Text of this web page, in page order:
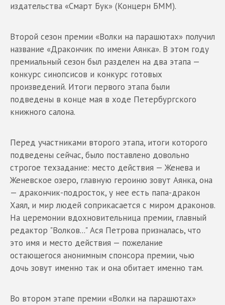
издательства «Смарт Бук» (Концерн БММ).
Второй сезон премии «Волки на парашютах» получил
название «Дракончик по имени Аянка». В этом году
премиальный сезон был разделен на два этапа —
конкурс синопсисов и конкурс готовых
произведений. Итоги первого этапа были
подведены в конце мая в ходе Петербургского
книжного салона.
Перед участниками второго этапа, итоги которого
подведены сейчас, было поставлено довольно
строгое техзадание: место действия — Женева и
Женевское озеро, главную героиню зовут Аянка, она
— дракончик-подросток, у нее есть папа-дракон
Хаял, и мир людей соприкасается с миром драконов.
На церемонии вдохновительница премии, главный
редактор "Волков..." Ася Петрова призналась, что
это имя и место действия — пожелание
остающегося анонимным спонсора премии, чью
дочь зовут именно так и она обитает именно там.
Во втором этапе премии «Волки на парашютах»